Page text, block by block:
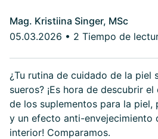
Mag. Kristiina Singer, MSc
05.03.2026 • 2 Tiempo de
¿Tu rutina de cuidado de la piel
sueros? ¡Es hora de descubrir
de los suplementos para la piel,
y un efecto anti-envejecimiento
interior! Comparamos.